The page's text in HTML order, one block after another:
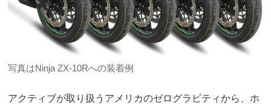
写真はNinja ZX-10Rへの装着例
アクティブが取り扱うアメリカのゼログラビティから、ホ